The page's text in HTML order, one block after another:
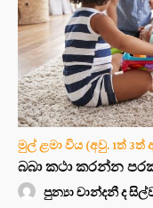
මුල් ළමා විය (අවු. 1ත් 3ත්
බබා කථා කරන්න
පුන්‍යා චාන්දනී ද